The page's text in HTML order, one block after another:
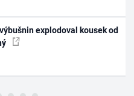
explodoval kousek od